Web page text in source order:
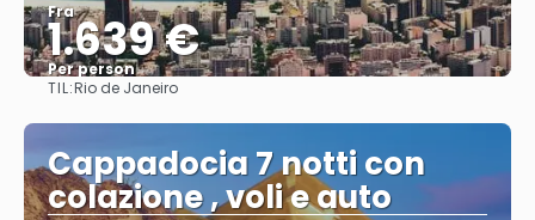
Fra
1.639 €
Per person
TIL:Rio de Janeiro
Cappadocia 7 notti con
colazione , voli e auto